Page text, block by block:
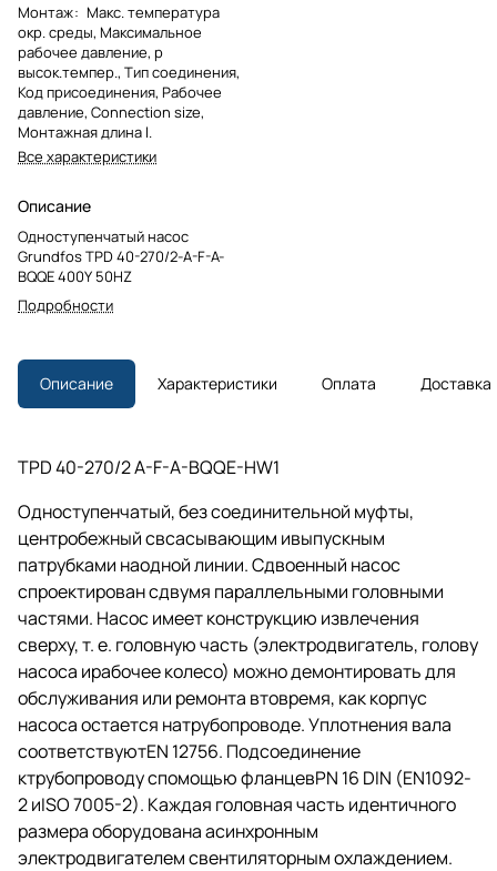
Монтаж: Макс. температура
окр. среды, Максимальное
рабочее давление, p
высок.темпер., Тип соединения,
Код присоединения, Рабочее
давление, Connection size,
Монтажная длина l.
Все характеристики
Описание
Одноступенчатый насос
Grundfos TPD 40-270/2-A-F-A-
BQQE 400Y 50HZ
Подробности
Описание Характеристики Оплата Доставка
TPD 40-270/2 A-F-A-BQQE-HW1
Одноступенчатый, без соединительной муфты,
центробежный свсасывающим ивыпускным
патрубками наодной линии. Сдвоенный насос
спроектирован сдвумя параллельными головными
частями. Насос имеет конструкцию извлечения
сверху,т. е. головную часть (электродвигатель, голову
насоса ирабочее колесо) можно демонтировать для
обслуживания или ремонта втовремя, как корпус
насоса остается натрубопроводе. Уплотнения вала
соответствуютEN 12756. Подсоединение
ктрубопроводу спомощью фланцевPN 16 DIN (EN1092-
2 иISO 7005-2). Каждая головная часть идентичного
размера оборудована асинхронным
электродвигателем свентиляторным охлаждением.